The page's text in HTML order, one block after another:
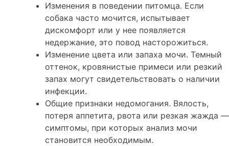
Изменения в поведении питомца. Если
собака часто мочится, испытывает
дискомфорт или у нее появляется
недержание, это повод насторожиться.
Изменение цвета или запаха мочи. Темный
оттенок, кровянистые примеси или резкий
запах могут свидетельствовать о наличии
инфекции.
Общие признаки недомогания. Вялость,
потеря аппетита, рвота или резкая жажда —
симптомы, при которых анализ мочи
становится необходимым.